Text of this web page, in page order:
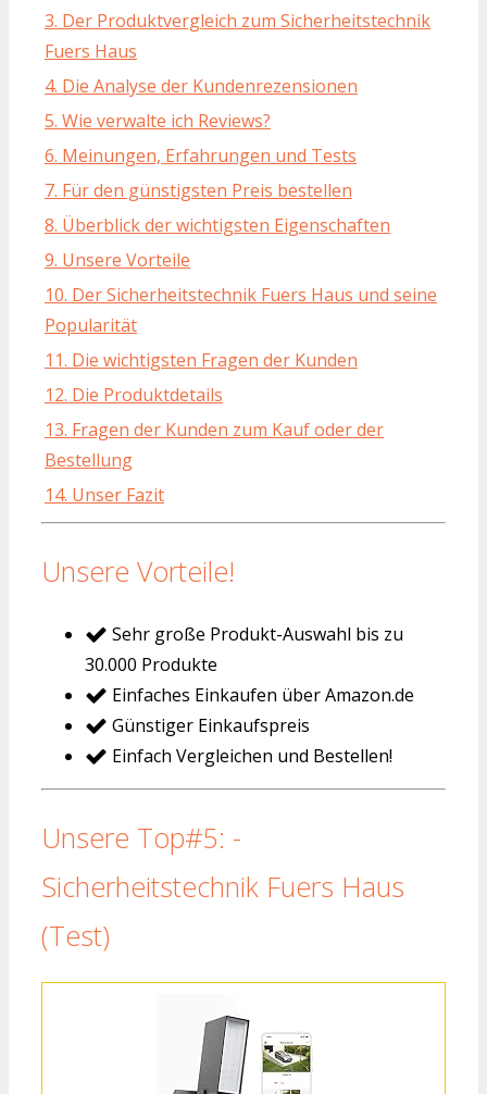
3. Der Produktvergleich zum Sicherheitstechnik
Fuers Haus
4. Die Analyse der Kundenrezensionen
5. Wie verwalte ich Reviews?
6. Meinungen, Erfahrungen und Tests
7. Für den günstigsten Preis bestellen
8. Überblick der wichtigsten Eigenschaften
9. Unsere Vorteile
10. Der Sicherheitstechnik Fuers Haus und seine
Popularität
11. Die wichtigsten Fragen der Kunden
12. Die Produktdetails
13. Fragen der Kunden zum Kauf oder der
Bestellung
14. Unser Fazit
Unsere Vorteile!
Sehr große Produkt-Auswahl bis zu
30.000 Produkte
Einfaches Einkaufen über Amazon.de
Günstiger Einkaufspreis
Einfach Vergleichen und Bestellen!
Unsere Top#5: -
Sicherheitstechnik Fuers Haus
(Test)